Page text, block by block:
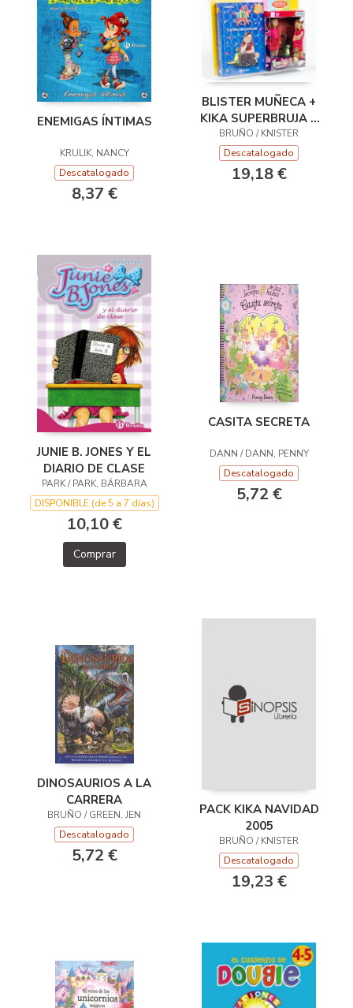
ENEMIGAS ÍNTIMAS
KRULIK, NANCY
Descatalogado
8,37 €
BLISTER MUÑECA +
KIKA SUPERBRUJA Y
EL LIBRO DE
HECHIZOS(ED.ESPECIAL)
BRUÑO / KNISTER
Descatalogado
19,18 €
JUNIE B. JONES Y EL
DIARIO DE CLASE
PARK / PARK, BÁRBARA
DISPONIBLE (de 5 a 7 días)
10,10 €
Comprar
CASITA SECRETA
DANN / DANN, PENNY
Descatalogado
5,72 €
DINOSAURIOS A LA
CARRERA
BRUÑO / GREEN, JEN
Descatalogado
5,72 €
PACK KIKA NAVIDAD
2005
BRUÑO / KNISTER
Descatalogado
19,23 €